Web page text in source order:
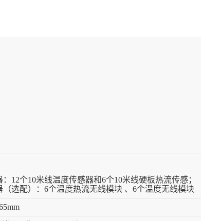
12个10米线温度传感器和6个10米线硬板热流传感；
（选配）：6个温度热流无线模块 、6个温度无线模块